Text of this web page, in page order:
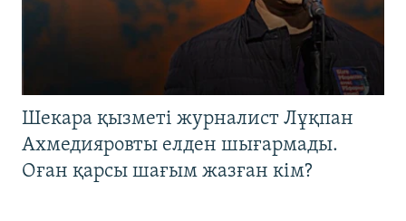
Шекара қызметі журналист Лұқпан
Ахмедияровты елден шығармады.
Оған қарсы шағым жазған кім?